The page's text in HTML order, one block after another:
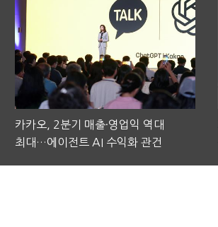
카카오, 2분기 매출·영업익 역대
최대…에이전트 AI 수익화 관건